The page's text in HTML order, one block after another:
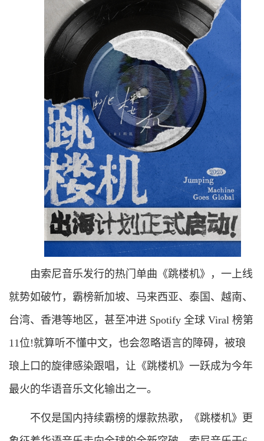
由索尼音乐发行的热门单曲《跳楼机》，一上线
就势如破竹，霸榜新加坡、马来西亚、泰国、越南、
台湾、香港等地区，甚至冲进 Spotify 全球 Viral 榜第
11位!就算听不懂中文，也会忽略语言的障碍，被琅
琅上口的旋律感染跟唱，让《跳楼机》一跃成为今年
最火的华语音乐文化输出之一。
不仅是国内持续霸榜的爆款热歌，《跳楼机》更